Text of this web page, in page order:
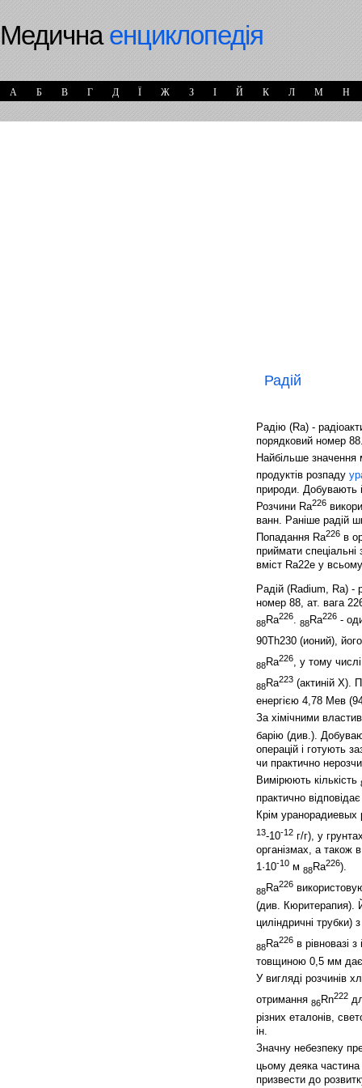
Медичнаенциклопедія
А Б В Г Д Ї Ж З І Й К Л М Н
Радій
Радію (Ra) -
порядковий номер
Найбільше значення
продуктів розпаду
природи. Добувають
Розчини Ra226
ванн. Раніше радій
Попадання Ra226 в
приймати
вміст Ra22e у
Радій (Radium, Ra) -
номер 88, ат. вага
88Ra226. 88Ra226 -
90Th230 (ионий),
88Ra226, у тому
88Ra223 (актиній X).
енергією 4,78 Мев
За хімічними
барію (див.).
операцій і готують
чи практично
Вимірюють кількість
практично
Крім
13-10-12 г/г), у
організмах, а також
1·10-10 м 88Ra226).
88Ra226
(див. Кюритерапия).
циліндричні трубки)
88Ra226 в рівновазі
товщиною 0,5 мм дає
У вигляді розчинів
отримання 86Rn222
різних еталонів,
ін.
Значну небезпеку
цьому деяка частина
призвести до